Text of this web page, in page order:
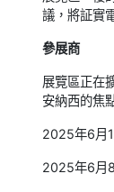
議，將証實
參展商
展覽區正在
安納西的焦
2025年6月
2025年6月